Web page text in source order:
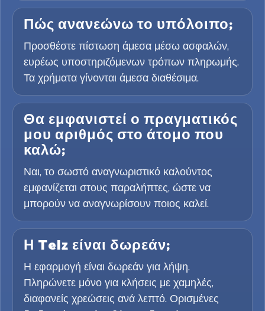
Πώς ανανεώνω το υπόλοιπο;
Προσθέστε πίστωση άμεσα μέσω ασφαλών,
ευρέως υποστηριζόμενων τρόπων πληρωμής.
Τα χρήματα γίνονται άμεσα διαθέσιμα.
Θα εμφανιστεί ο πραγματικός
μου αριθμός στο άτομο που
καλώ;
Ναι, το σωστό αναγνωριστικό καλούντος
εμφανίζεται στους παραλήπτες, ώστε να
μπορούν να αναγνωρίσουν ποιος καλεί.
Η Telz είναι δωρεάν;
Η εφαρμογή είναι δωρεάν για λήψη.
Πληρώνετε μόνο για κλήσεις με χαμηλές,
διαφανείς χρεώσεις ανά λεπτό. Ορισμένες